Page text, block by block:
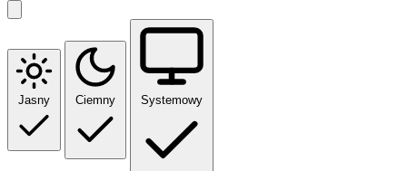
Jasny Ciemny Systemowy